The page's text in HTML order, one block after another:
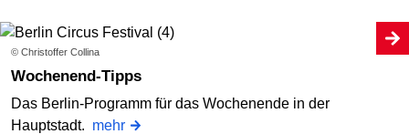
© Christoffer Collina
Wochenend-Tipps
Das Berlin-Programm für das Wochenende in der
Hauptstadt. mehr